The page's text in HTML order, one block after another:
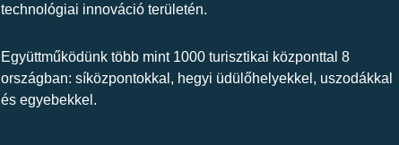
technológiai innováció területén.
Együttműködünk több mint 1000 turisztikai központtal 8
országban: síközpontokkal, hegyi üdülőhelyekkel, uszodákkal
és egyebekkel.